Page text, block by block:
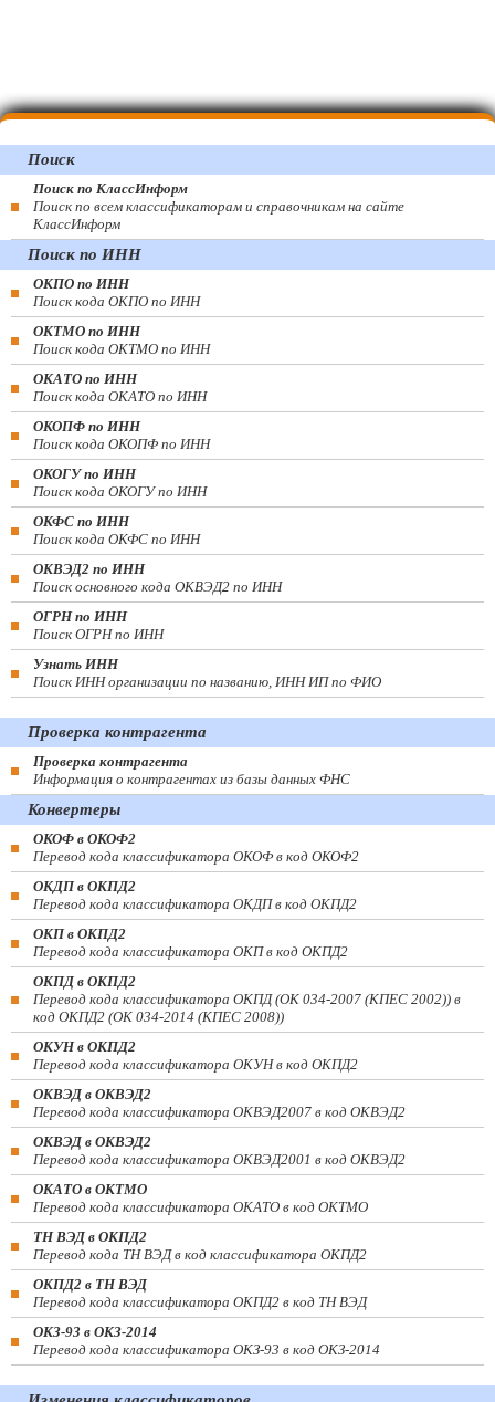
Поиск
Поиск по КлассИнформ
Поиск по всем классификаторам и справочникам на сайте
КлассИнформ
Поиск по ИНН
ОКПО по ИНН
Поиск кода ОКПО по ИНН
ОКТМО по ИНН
Поиск кода ОКТМО по ИНН
ОКАТО по ИНН
Поиск кода ОКАТО по ИНН
ОКОПФ по ИНН
Поиск кода ОКОПФ по ИНН
ОКОГУ по ИНН
Поиск кода ОКОГУ по ИНН
ОКФС по ИНН
Поиск кода ОКФС по ИНН
ОКВЭД2 по ИНН
Поиск основного кода ОКВЭД2 по ИНН
ОГРН по ИНН
Поиск ОГРН по ИНН
Узнать ИНН
Поиск ИНН организации по названию, ИНН ИП по ФИО
Проверка контрагента
Проверка контрагента
Информация о контрагентах из базы данных ФНС
Конвертеры
ОКОФ в ОКОФ2
Перевод кода классификатора ОКОФ в код ОКОФ2
ОКДП в ОКПД2
Перевод кода классификатора ОКДП в код ОКПД2
ОКП в ОКПД2
Перевод кода классификатора ОКП в код ОКПД2
ОКПД в ОКПД2
Перевод кода классификатора ОКПД (ОК 034-2007 (КПЕС 2002)) в
код ОКПД2 (ОК 034-2014 (КПЕС 2008))
ОКУН в ОКПД2
Перевод кода классификатора ОКУН в код ОКПД2
ОКВЭД в ОКВЭД2
Перевод кода классификатора ОКВЭД2007 в код ОКВЭД2
ОКВЭД в ОКВЭД2
Перевод кода классификатора ОКВЭД2001 в код ОКВЭД2
ОКАТО в ОКТМО
Перевод кода классификатора ОКАТО в код ОКТМО
ТН ВЭД в ОКПД2
Перевод кода ТН ВЭД в код классификатора ОКПД2
ОКПД2 в ТН ВЭД
Перевод кода классификатора ОКПД2 в код ТН ВЭД
ОКЗ-93 в ОКЗ-2014
Перевод кода классификатора ОКЗ-93 в код ОКЗ-2014